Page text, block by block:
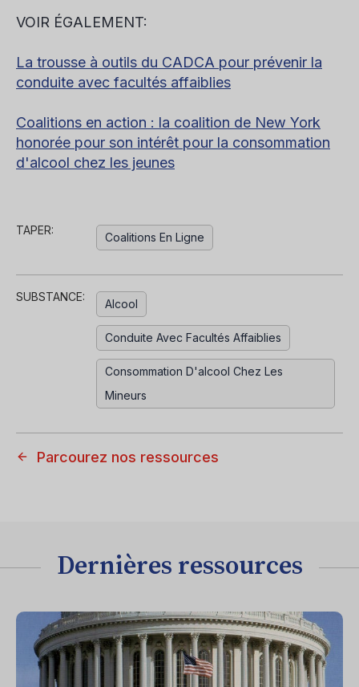
VOIR ÉGALEMENT:
La trousse à outils du CADCA pour prévenir la
conduite avec facultés affaiblies
Coalitions en action : la coalition de New York
honorée pour son intérêt pour la consommation
d'alcool chez les jeunes
TAPER:
Coalitions En Ligne
SUBSTANCE:
Alcool
Conduite Avec Facultés Affaiblies
Consommation D'alcool Chez Les
Mineurs
Parcourez nos ressources
Dernières ressources